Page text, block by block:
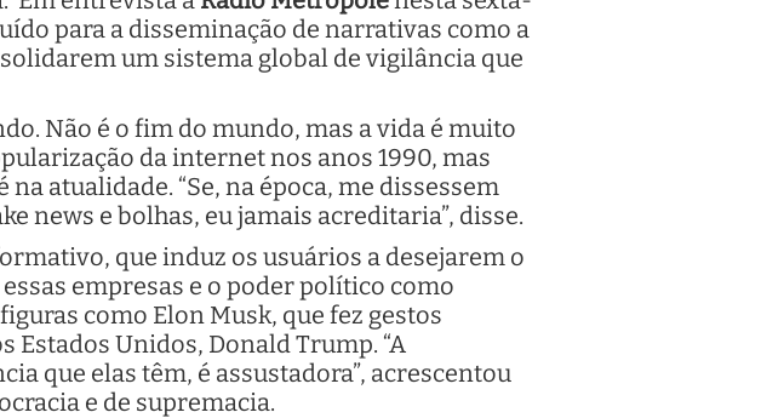
para a disseminação de narrativas como a
um sistema global de vigilância que
Não é o fim do mundo, mas a vida é muito
da internet nos anos 1990, mas
atualidade. “Se, na época, me dissessem
news e bolhas, eu jamais acreditaria”, disse.
que induz os usuários a desejarem o
empresas e o poder político como
como Elon Musk, que fez gestos
Estados Unidos, Donald Trump. “A
que elas têm, é assustadora”, acrescentou
e de supremacia.